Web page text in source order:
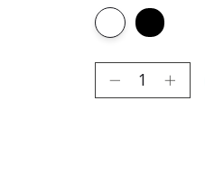
Blanco mate
Negro
Cantidad: